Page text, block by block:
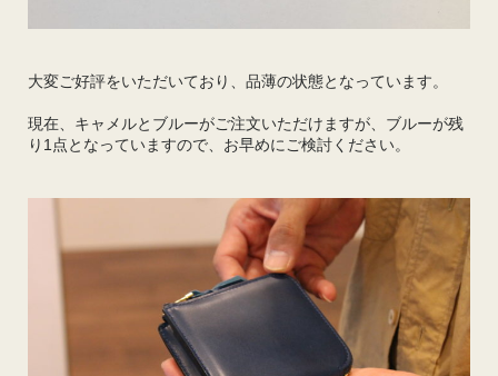
大変ご好評をいただいており、品薄の状態となっています。
現在、キャメルとブルーがご注文いただけますが、ブルーが残
り1点となっていますので、お早めにご検討ください。